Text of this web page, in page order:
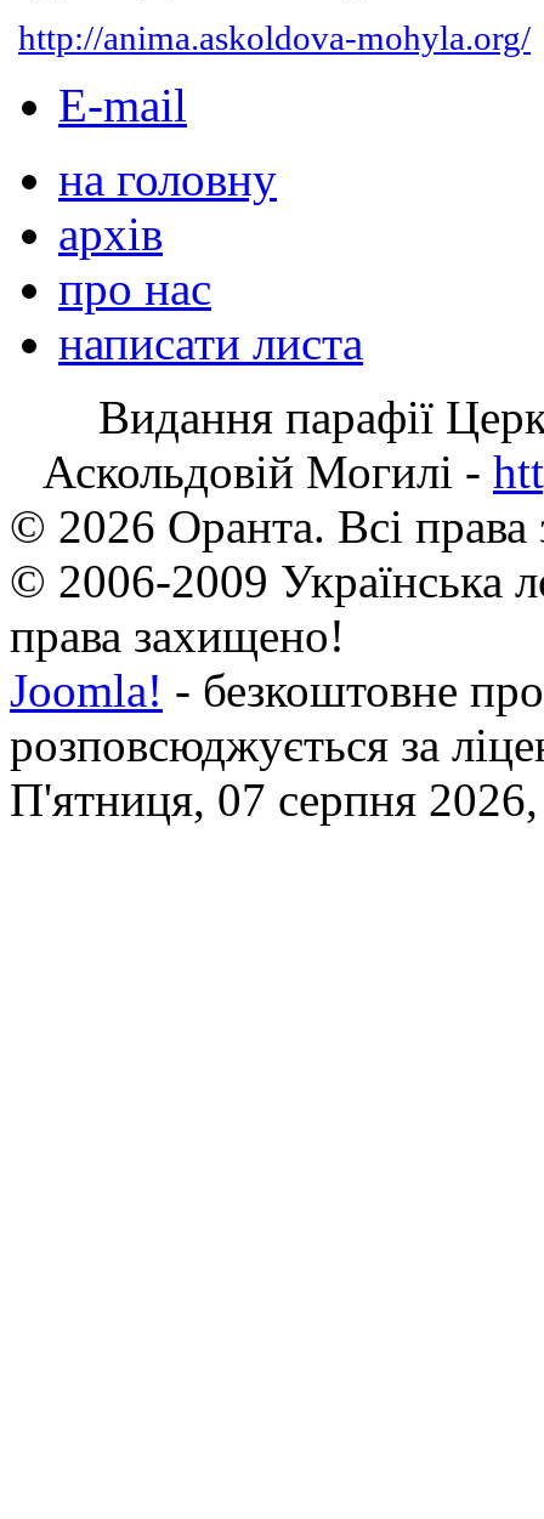
http://anima.askoldova-mohyla.org/
E-mail
на головну
архів
про нас
написати листа
Видання парафії
Аскольдовій Могилі -
© 2026 Оранта. Всі
© 2006-2009 Українська
права захищено!
Joomla! - безкоштовне
розповсюджується за
П'ятниця, 07 серпня